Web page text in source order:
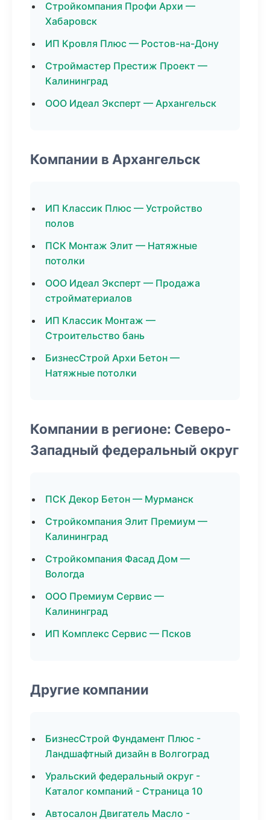
Стройкомпания Профи Архи —
Хабаровск
ИП Кровля Плюс — Ростов-на-Дону
Строймастер Престиж Проект —
Калининград
ООО Идеал Эксперт — Архангельск
Компании в Архангельск
ИП Классик Плюс — Устройство
полов
ПСК Монтаж Элит — Натяжные
потолки
ООО Идеал Эксперт — Продажа
стройматериалов
ИП Классик Монтаж —
Строительство бань
БизнесСтрой Архи Бетон —
Натяжные потолки
Компании в регионе: Северо-
Западный федеральный округ
ПСК Декор Бетон — Мурманск
Стройкомпания Элит Премиум —
Калининград
Стройкомпания Фасад Дом —
Вологда
ООО Премиум Сервис —
Калининград
ИП Комплекс Сервис — Псков
Другие компании
БизнесСтрой Фундамент Плюс -
Ландшафтный дизайн в Волгоград
Уральский федеральный округ -
Каталог компаний - Страница 10
Автосалон Двигатель Масло -